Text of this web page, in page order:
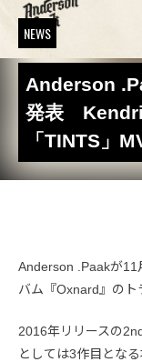
NEWS
Anderson
発表
「TINTS」
Anderson .Paakが11
バム『Oxnard』のト
2016年リリースの
としては3作目とな